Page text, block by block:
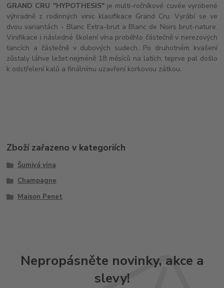
GRAND CRU "HYPOTHESIS" je multi-ročníkové cuvée vyrobené
výhradně z rodinných vinic klasifikace Grand Cru. Vyrábí se ve
dvou variantách - Blanc Extra-brut a Blanc de Noirs brut-nature.
Vinifikace i následné školení vína proběhlo částečně v nerezových
tancích a částečně v dubových sudech. Po druhotném kvašení
zůstaly láhve ležet nejméně 18 měsíců na latích, teprve pal došlo
k odstřelení kalů a finálnímu uzavření korkovou zátkou.
Zboží zařazeno v kategoriích
Šumivá vína
Champagne
Maison Penet
Nepropásněte novinky, akce a
slevy!